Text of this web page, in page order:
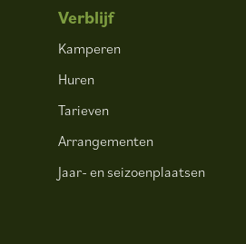
Verblijf
Kamperen
Huren
Tarieven
Arrangementen
Jaar- en seizoenplaatsen